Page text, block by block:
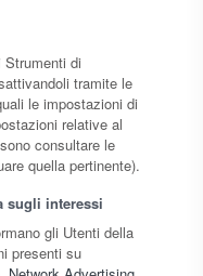
di
tramite le
le impostazioni di
relative al
consultare le
quella pertinente).
sugli interessi
gli Utenti della
presenti su